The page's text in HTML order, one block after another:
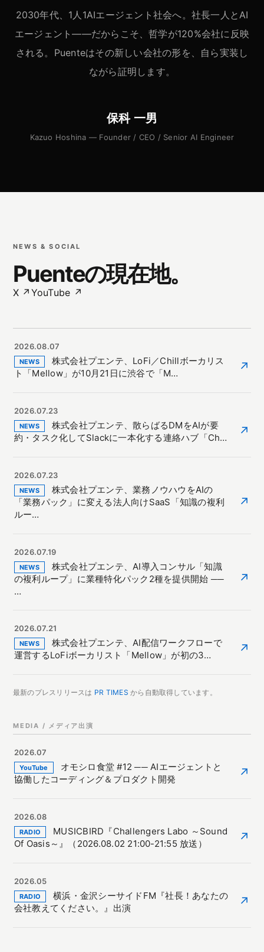
2030年代、1人1AIエージェント社会へ。社長一人とAI
エージェント——だからこそ、哲学が120%会社に反映
される。Puenteはその新しい会社の形を、自ら実装し
ながら証明します。
保科 一男
Kazuo Hoshina — Founder / CEO / Senior AI Engineer
NEWS & SOCIAL
Puenteの現在地。
X ↗ YouTube ↗
2026.08.07
NEWS
株式会社プエンテ、LoFi／Chillボーカリス
ト「Mellow」が10月21日に渋谷で「M…
↗
2026.07.23
NEWS
株式会社プエンテ、散らばるDMをAIが要
約・タスク化してSlackに一本化する連絡ハブ「Ch…
↗
2026.07.23
NEWS
株式会社プエンテ、業務ノウハウをAIの
「業務パック」に変える法人向けSaaS「知識の複利
ルー…
↗
2026.07.19
NEWS
株式会社プエンテ、AI導入コンサル「知識
の複利ループ」に業種特化パック2種を提供開始 ──
…
↗
2026.07.21
NEWS
株式会社プエンテ、AI配信ワークフローで
運営するLoFiボーカリスト「Mellow」が初の3…
↗
最新のプレスリリースは PR TIMES から自動取得しています。
MEDIA / メディア出演
2026.07
YouTube
オモシロ食堂 #12 ── AIエージェントと
協働したコーディング＆プロダクト開発
↗
2026.08
RADIO
MUSICBIRD『Challengers Labo ～Sound
Of Oasis～』（2026.08.02 21:00-21:55 放送）
↗
2026.05
RADIO
横浜・金沢シーサイドFM『社長！あなたの
会社教えてください。』出演
↗